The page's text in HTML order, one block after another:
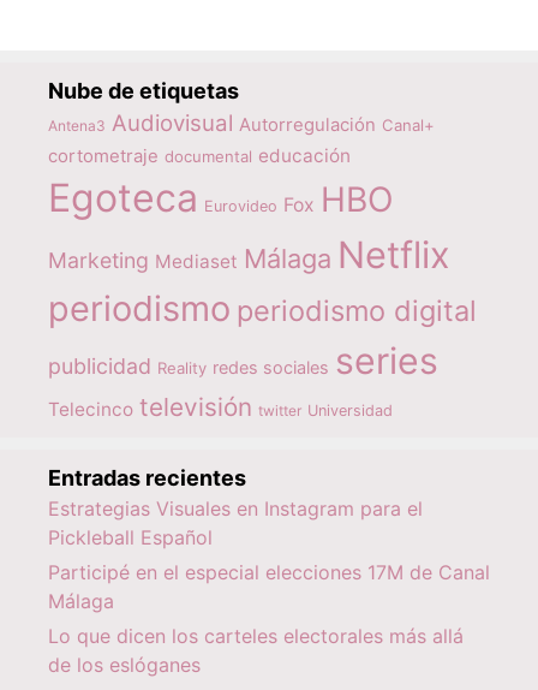
Nube de etiquetas
Antena3 Audiovisual Autorregulación Canal+
cortometraje documental educación
Egoteca Eurovideo Fox HBO
Marketing Mediaset Málaga Netflix
periodismo periodismo digital
publicidad Reality redes sociales series
Telecinco televisión twitter Universidad
Entradas recientes
Estrategias Visuales en Instagram para el
Pickleball Español
Participé en el especial elecciones 17M de Canal
Málaga
Lo que dicen los carteles electorales más allá
de los eslóganes